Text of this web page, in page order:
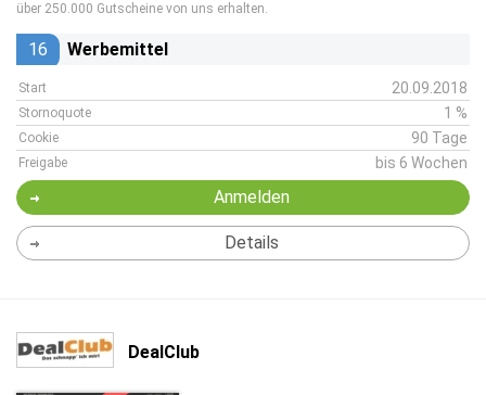
über 250.000 Gutscheine von uns erhalten.
16 Werbemittel
Start 20.09.2018
Stornoquote 1 %
Cookie 90 Tage
Freigabe bis 6 Wochen
Anmelden
Details
DealClub